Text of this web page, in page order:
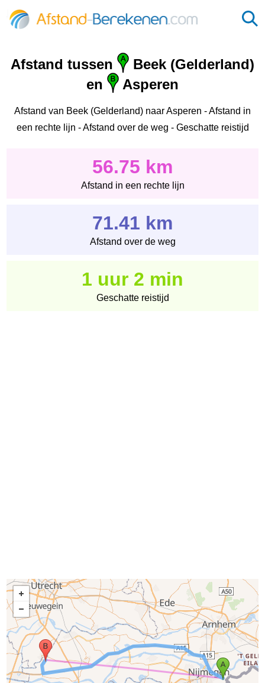
Afstand tussen
Beek (Gelderland)
en
Asperen
Afstand van Beek (Gelderland) naar Asperen - Afstand in
een rechte lijn - Afstand over de weg - Geschatte reistijd
56.75 km
Afstand in een rechte lijn
71.41 km
Afstand over de weg
1 uur 2 min
Geschatte reistijd